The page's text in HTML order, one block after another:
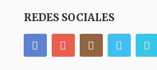
REDES SOCIALES